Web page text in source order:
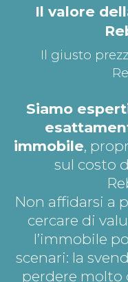
Il valore
Il giusto
Siamo
immobile,
sul costo
Non affidarsi a
cercare di
l’immobile
scenari: la
perdere molto